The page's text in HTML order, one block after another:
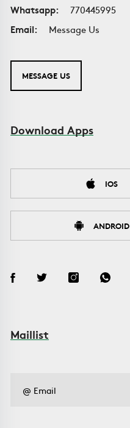
Whatsapp:
770445995
Email:
Message Us
MESSAGE US
Download Apps
IOS
ANDROID
Maillist